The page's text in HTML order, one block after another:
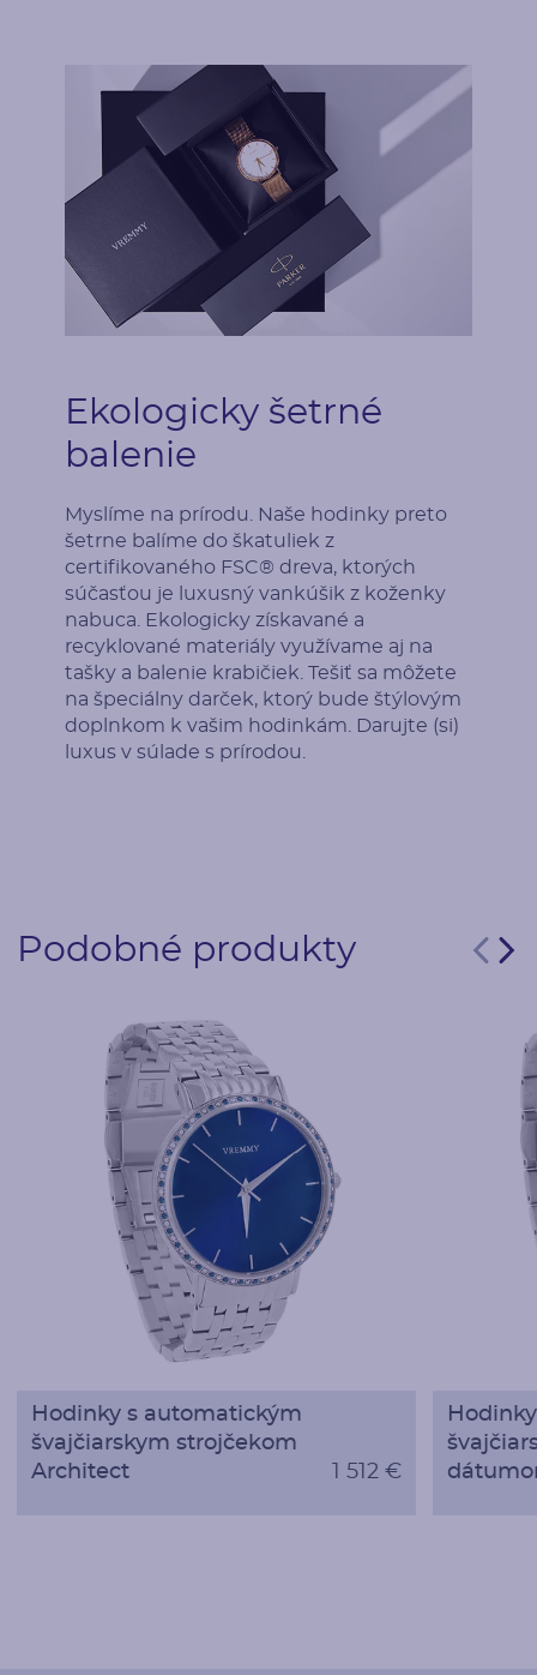
Ekologicky šetrné
balenie
Myslíme na prírodu. Naše hodinky preto
šetrne balíme do škatuliek z
certifikovaného FSC® dreva, ktorých
súčasťou je luxusný vankúšik z koženky
nabuca. Ekologicky získavané a
recyklované materiály využívame aj na
tašky a balenie krabičiek. Tešiť sa môžete
na špeciálny darček, ktorý bude štýlovým
doplnkom k vašim hodinkám. Darujte (si)
luxus v súlade s prírodou.
Podobné produkty
Hodinky s automatickým
švajčiarskym strojčekom
Architect
1 512 €